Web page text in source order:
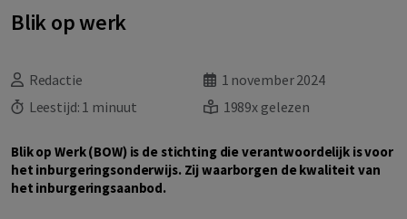
Blik op werk
Redactie
1 november 2024
Leestijd: 1 minuut 1989x gelezen
Blik op Werk (BOW) is de stichting die verantwoordelijk is voor
het inburgeringsonderwijs. Zij waarborgen de kwaliteit van
het inburgeringsaanbod.